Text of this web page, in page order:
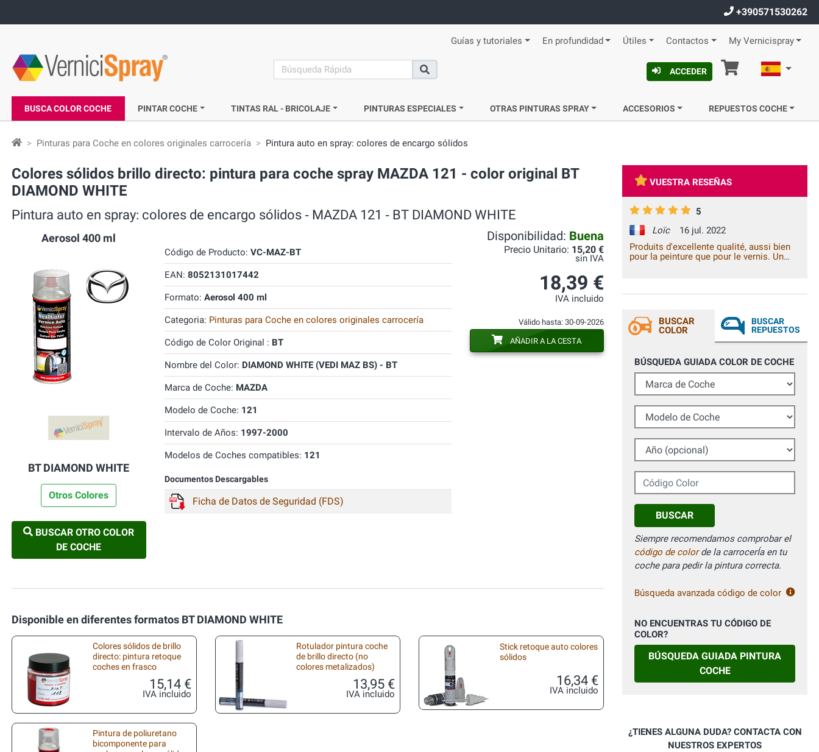
+390571530262
Guías y tutoriales En profundidad Útiles Contactos My Vernicispray
search
Buscar
ACCEDER Cesta Español
BUSCA COLOR COCHE PINTAR COCHE TINTAS RAL - BRICOLAJE PINTURAS ESPECIALES OTRAS PINTURAS SPRAY ACCESORIOS REPUESTOS COCHE
Pinturas para Coche en colores originales carrocería Pintura auto en spray: colores de encargo sólidos
Colores sólidos brillo directo: pintura para coche spray MAZDA 121 - color original BT
DIAMOND WHITE
Pintura auto en spray: colores de encargo sólidos ‐ MAZDA 121 ‐ BT DIAMOND WHITE
Aerosol 400 ml
BT DIAMOND WHITE
Otros Colores
BUSCAR OTRO COLOR
DE COCHE
Código de Producto: VC-MAZ-BT
EAN: 8052131017442
Formato: Aerosol 400 ml
Categoria: Pinturas para Coche en colores originales carrocería
Código de Color Original : BT
Nombre del Color: DIAMOND WHITE (VEDI MAZ BS) - BT
Marca de Coche: MAZDA
Modelo de Coche: 121
Intervalo de Años: 1997-2000
Modelos de Coches compatibles: 121
Documentos Descargables
Ficha de Datos de Seguridad (FDS)
Disponibilidad: Buena
Precio Unitario: 15,20 €
sin IVA
18,39 €
IVA incluido
Válido hasta: 30-09-2026
AÑADIR A LA CESTA
Disponible en diferentes formatos BT DIAMOND WHITE
Colores sólidos de brillo
directo: pintura retoque
coches en frasco
15,14 €
IVA incluido
Rotulador pintura coche
de brillo directo (no
colores metalizados)
13,95 €
IVA incluido
Stick retoque auto colores
sólidos
16,34 €
IVA incluido
Pintura de poliuretano
bicomponente para
VUESTRA RESEÑAS
5
Loïc
16 jul. 2022
Produits d'excellente qualité, aussi bien
pour la peinture que pour le vernis. Un
BUSCAR
COLOR
BUSCAR
REPUESTOS
BÚSQUEDA GUIADA COLOR DE COCHE
Marca de Coche
Modelo de Coche
Año (opcional)
Código Color
BUSCAR
Siempre recomendamos comprobar el
código de colorde la carrocerÍa en tu
coche para pedir la pintura correcta.
Búsqueda avanzada código de color
NO ENCUENTRAS TU CÓDIGO DE
COLOR?
BÚSQUEDA GUIADA PINTURA
COCHE
¿TIENES ALGUNA DUDA? CONTACTA CON
NUESTROS EXPERTOS